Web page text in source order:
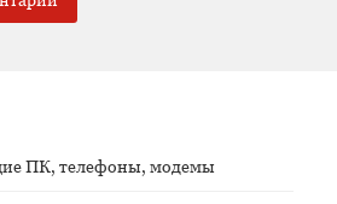
ПК, телефоны, модемы